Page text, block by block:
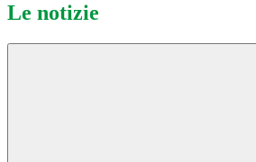
Le notizie